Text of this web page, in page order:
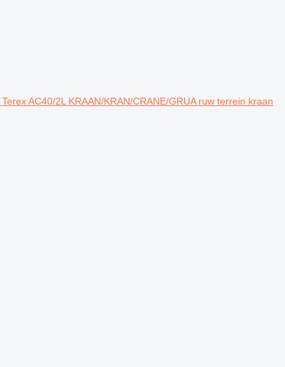
Terex AC40/2L KRAAN/KRAN/CRANE/GRUA ruw terrein kraan